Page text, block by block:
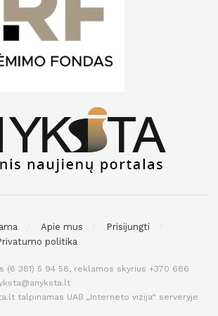
Apie mus
Prisijungti
politika
(8 381) 5 94 58, reklamos skyrius +370 686
talpinamas UAB „Interneto vizija“ serveryje